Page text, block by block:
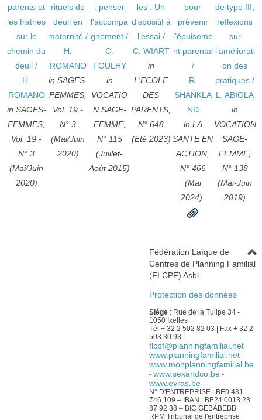
parents et
les fratries
sur le
chemin du
deuil /
H.
ROMANO
in SAGES-
FEMMES,
Vol. 19 -
N° 3
(Mai/Juin
2020)
rituels de
deuil en
maternité /
H.
ROMANO
in SAGES-
FEMMES,
Vol. 19 -
N° 3
(Mai/Juin
2020)
: penser
l'accompa
gnement /
C.
FOULHY
in
VOCATIO
N SAGE-
FEMME,
N° 115
(Juillet-
Août 2015)
les : Un
dispositif à
l’essai/
C. WIART
in
L'ECOLE
DES
PARENTS,
N° 648
(Eté 2023)
pour
prévenir
l’épuiseme
nt parental
/
R.
SHANKLA
ND
in LA
SANTE EN
ACTION,
N° 466
(Mai
2024)
de type III,
réflexions
sur
l’améliorati
on des
pratiques /
L. ABIOLA
in
VOCATION
SAGE-
FEMME,
N° 138
(Mai-Juin
2019)
Fédération Laïque de
Centres de Planning Familial
(FLCPF) Asbl
Protection des données
Siège: Rue de la Tulipe 34 -
1050 Ixelles
Tél + 32 2 502 82 03 | Fax + 32 2
503 30 93 |
flcpf@planningfamilial.net
www.planningfamilial.net-
www.monplanningfamilial.be
- www.sexandco.be-
www.evras.be
N° D'ENTREPRISE : BE0 431
746 109 – IBAN : BE24 0013 23
87 92 38 – BIC GEBABEBB
RPM Tribunal de l'entreprise